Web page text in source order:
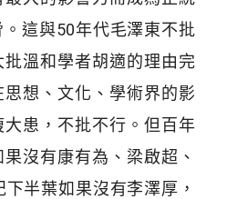
這與50年代毛澤東不批
溫和學者胡適的理由完
想、文化、學術界的影
患，不批不行。但百年
沒有康有為、梁啟超、
半葉如果沒有李澤厚，